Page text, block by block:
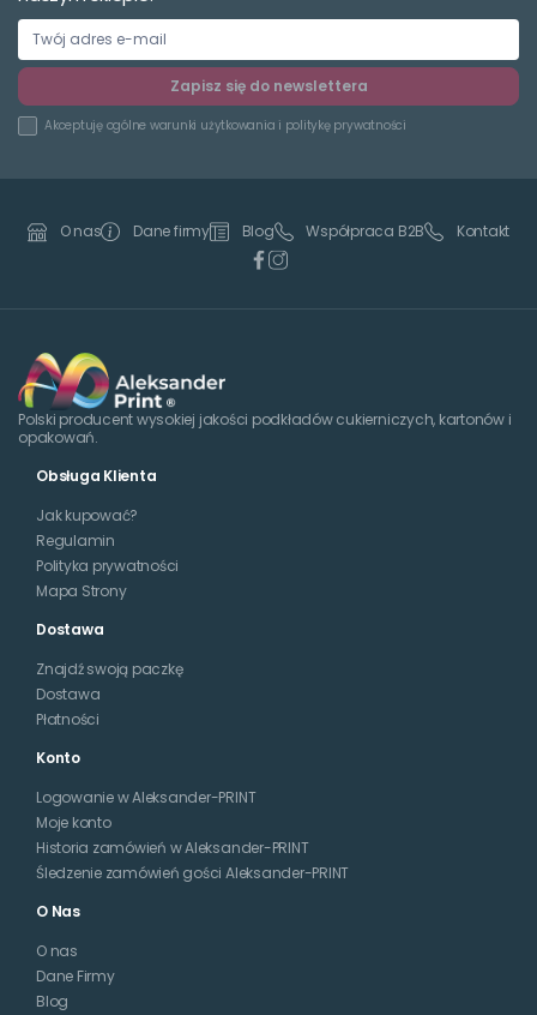
Zapisz się do newslettera
Akceptuję ogólne warunki użytkowania i politykę prywatności
O nas Dane firmy Blog Współpraca B2B Kontakt
Polski producent wysokiej jakości podkładów cukierniczych, kartonów i
opakowań.
Obsługa Klienta
Jak kupować?
Regulamin
Polityka prywatności
Mapa Strony
Dostawa
Znajdź swoją paczkę
Dostawa
Płatności
Konto
Logowanie w Aleksander-PRINT
Moje konto
Historia zamówień w Aleksander-PRINT
Śledzenie zamówień gości Aleksander-PRINT
O Nas
O nas
Dane Firmy
Blog